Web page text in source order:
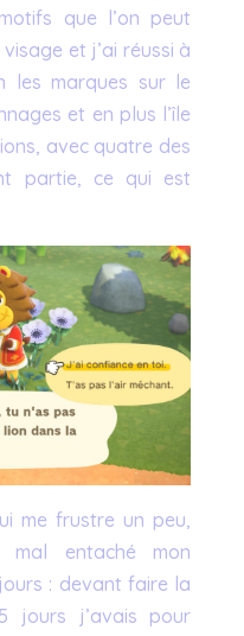
que l’on peut
et j’ai réussi à
les marques sur le
et en plus l’île
avec quatre des
partie, ce qui est
me frustre un peu,
entaché mon
: devant faire la
jours j’avais pour